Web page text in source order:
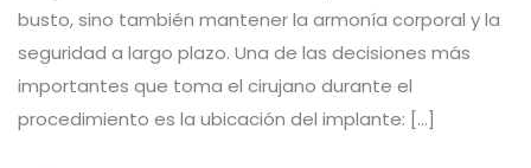
busto, sino también mantener la armonía corporal y la
seguridad a largo plazo. Una de las decisiones más
importantes que toma el cirujano durante el
procedimiento es la ubicación del implante: […]